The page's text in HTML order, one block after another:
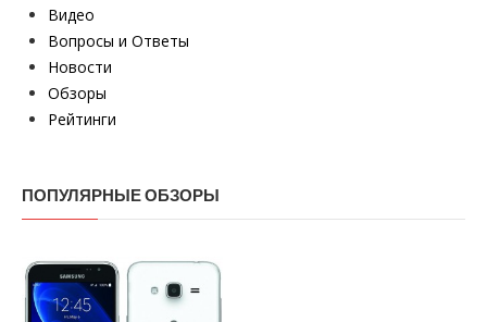
Видео
Вопросы и Ответы
Новости
Обзоры
Рейтинги
ПОПУЛЯРНЫЕ ОБЗОРЫ